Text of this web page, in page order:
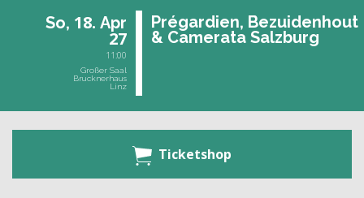
So, 18. Apr
27
11:00
Großer Saal
Brucknerhaus
Linz
Pré­gar­di­en, Be­zu­i­den­hout
& Ca­me­ra­ta Salz­burg
Ticketshop